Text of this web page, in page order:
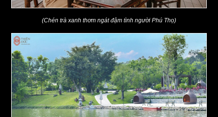
(Chén trà xanh thơm ngát đậm tình người Phú Thọ)